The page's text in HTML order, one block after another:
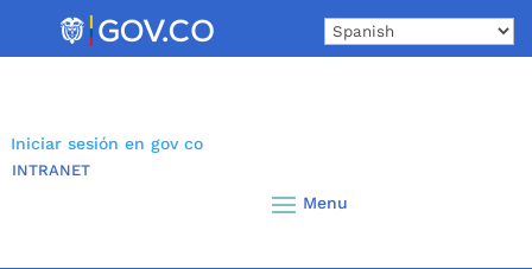
Iniciar sesión en gov co
INTRANET